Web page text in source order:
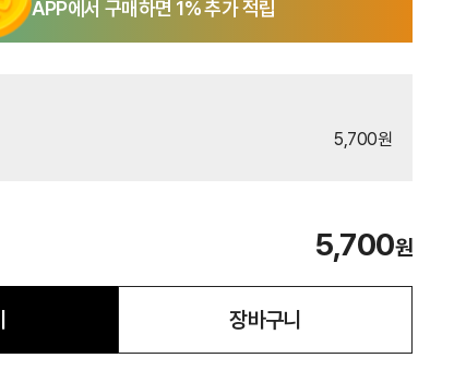
APP에서 구매하면 1% 추가 적립
5,700원
5,700원
장바구니